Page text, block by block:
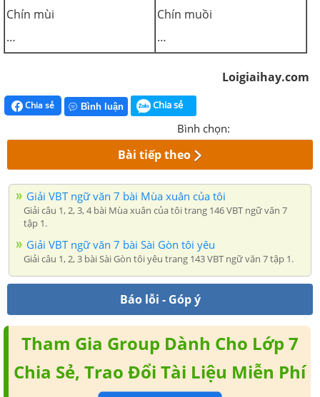
Chín mùi
…
Chín muồi
…
Loigiaihay.com
Chia sẻ Bình luận Chia sẻ
Bình chọn:
Bài tiếp theo
Giải VBT ngữ văn 7 bài Mùa xuân của tôi
Giải câu 1, 2, 3, 4 bài Mùa xuân của tôi trang 146 VBT ngữ văn 7
tập 1.
Giải VBT ngữ văn 7 bài Sài Gòn tôi yêu
Giải câu 1, 2, 3 bài Sài Gòn tôi yêu trang 143 VBT ngữ văn 7 tập 1.
Báo lỗi - Góp ý
Tham Gia Group Dành Cho Lớp 7
Chia Sẻ, Trao Đổi Tài Liệu Miễn Phí